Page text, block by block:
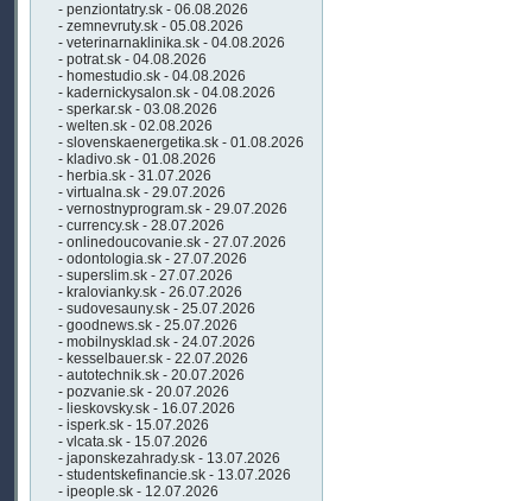
- penziontatry.sk - 06.08.2026
- zemnevruty.sk - 05.08.2026
- veterinarnaklinika.sk - 04.08.2026
- potrat.sk - 04.08.2026
- homestudio.sk - 04.08.2026
- kadernickysalon.sk - 04.08.2026
- sperkar.sk - 03.08.2026
- welten.sk - 02.08.2026
- slovenskaenergetika.sk - 01.08.2026
- kladivo.sk - 01.08.2026
- herbia.sk - 31.07.2026
- virtualna.sk - 29.07.2026
- vernostnyprogram.sk - 29.07.2026
- currency.sk - 28.07.2026
- onlinedoucovanie.sk - 27.07.2026
- odontologia.sk - 27.07.2026
- superslim.sk - 27.07.2026
- kralovianky.sk - 26.07.2026
- sudovesauny.sk - 25.07.2026
- goodnews.sk - 25.07.2026
- mobilnysklad.sk - 24.07.2026
- kesselbauer.sk - 22.07.2026
- autotechnik.sk - 20.07.2026
- pozvanie.sk - 20.07.2026
- lieskovsky.sk - 16.07.2026
- isperk.sk - 15.07.2026
- vlcata.sk - 15.07.2026
- japonskezahrady.sk - 13.07.2026
- studentskefinancie.sk - 13.07.2026
- ipeople.sk - 12.07.2026